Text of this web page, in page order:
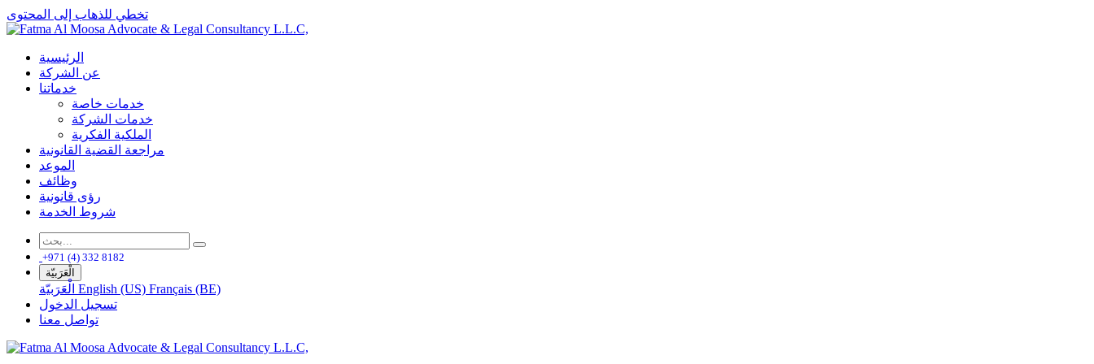
تخطي للذهاب إلى المحتوى
الرئيسية
عن الشركة
خدماتنا
خدمات خاصة
خدمات الشركة
الملكية الفكرية
مراجعة القضية القانونية
الموعد
وظائف
رؤى قانونية
شروط الخدمة
+971 (4) 332 8182
الْعَرَبيّة
الْعَرَبيّة English (US) Français (BE)
تسجيل الدخول
تواصل معنا